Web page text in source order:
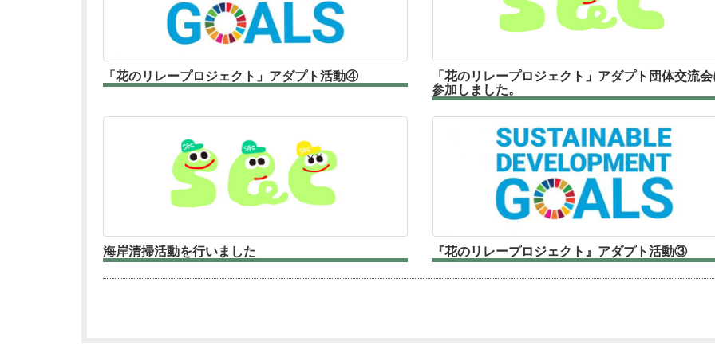
「花のリレープロジェクト」アダプト活動④
「花のリレープロジェクト」アダプト団体交流会
参加しました。
海岸清掃活動を行いました 『花のリレープロジェクト』アダプト活動③